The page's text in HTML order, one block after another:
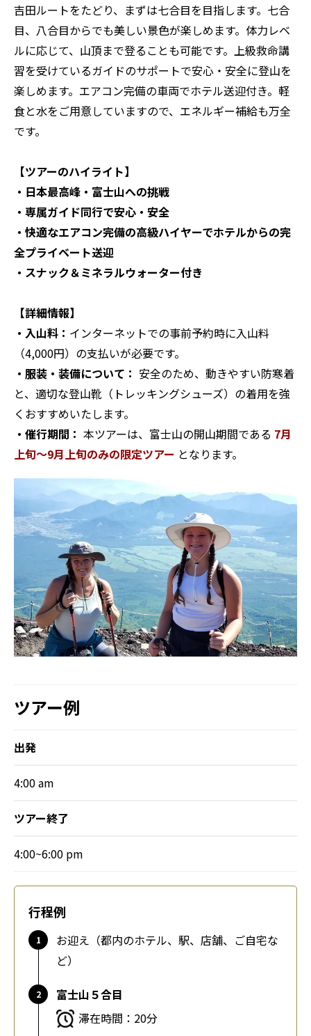
吉田ルートをたどり、まずは七合目を目指します。七合
目、八合目からでも美しい景色が楽しめます。体力レベ
ルに応じて、山頂まで登ることも可能です。上級救命講
習を受けているガイドのサポートで安心・安全に登山を
楽しめます。エアコン完備の車両でホテル送迎付き。軽
食と水をご用意していますので、エネルギー補給も万全
です。
【ツアーのハイライト】
・日本最高峰・富士山への挑戦
・専属ガイド同行で安心・安全
・快適なエアコン完備の高級ハイヤーでホテルからの完
全プライベート送迎
・スナック＆ミネラルウォーター付き
【詳細情報】
・入山料： インターネットでの事前予約時に入山料
（4,000円）の支払いが必要です。
・服装・装備について： 安全のため、動きやすい防寒着
と、適切な登山靴（トレッキングシューズ）の着用を強
くおすすめいたします。
・催行期間： 本ツアーは、富士山の開山期間である 7月
上旬〜9月上旬のみの限定ツアー となります。
ツアー例
出発
4:00 am
ツアー終了
4:00~6:00 pm
行程例
お迎え（都内のホテル、駅、店舗、ご自宅な
ど）
富士山５合目
滞在時間：20分